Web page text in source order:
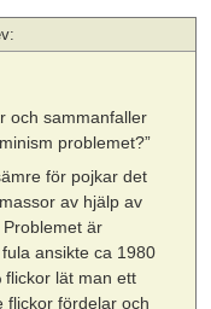
och sammanfaller
problemet?”
för pojkar det
av hjälp av
är
ansikte ca 1980
flickor lät man ett
flickor fördelar och